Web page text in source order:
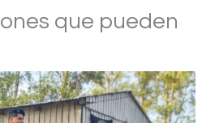
que pueden